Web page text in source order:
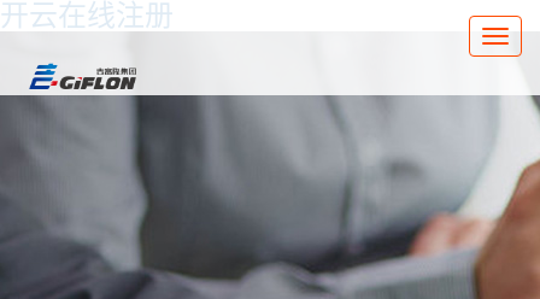
开云在线注册
Toggle